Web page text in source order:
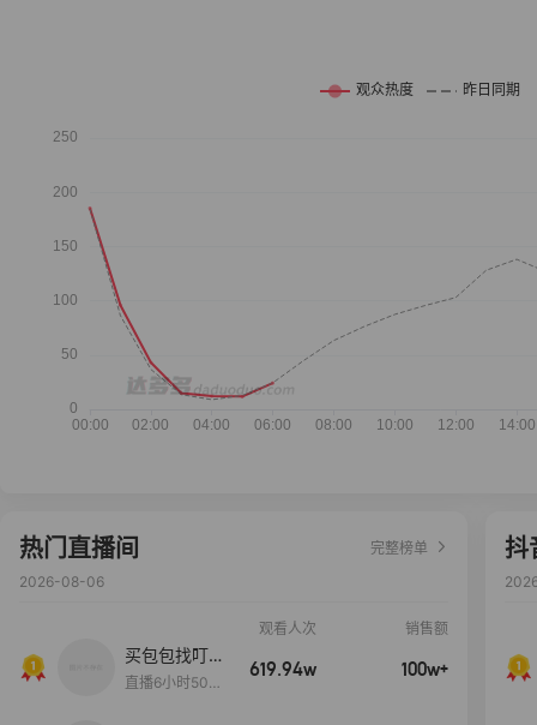
热门直播间
完整榜单
2026-08-06
观看人次 销售额
买包包找叮
当,一折购！
直播6小时50分
619.94w 100w+
抖